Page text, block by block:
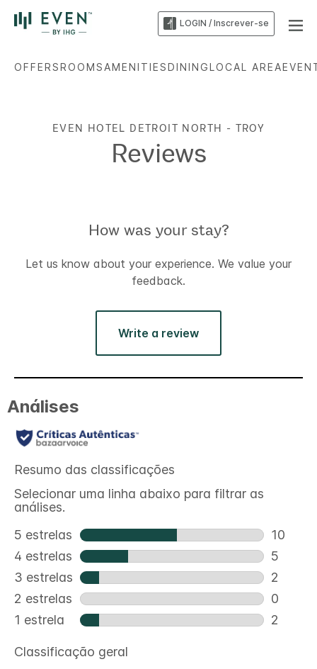
LOGIN / Inscrever-se
OFFERSROOMS AMENITIESDININGLOCAL AREA
EVEN HOTEL DETROIT NORTH - TROY
Reviews
How was your stay?
Let us know about your experience. We value your
feedback.
Write a review